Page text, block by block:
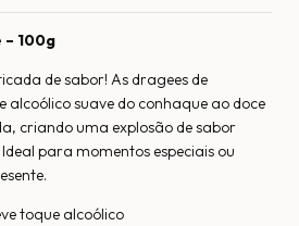
– 100g
de sabor! As dragees de
alcoólico suave do conhaque ao doce
criando uma explosão de sabor
para momentos especiais ou
toque alcoólico